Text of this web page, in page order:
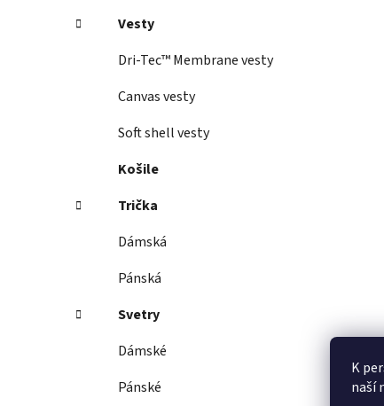
K
naší
Vesty
Dri-Tec™ Membrane vesty
Canvas vesty
Soft shell vesty
Košile
Trička
Dámská
Pánská
Svetry
Dámské
Pánské